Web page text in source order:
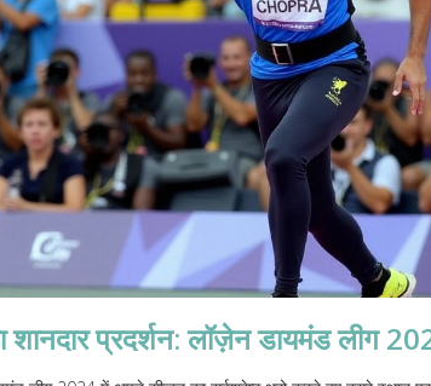
शानदार प्रदर्शन: लॉज़ेन डायमंड लीग